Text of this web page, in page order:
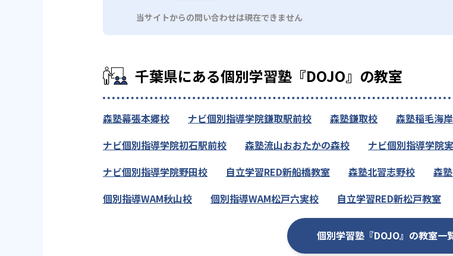
当サイトからの問い合わせは現在できません
千葉県にある個別学習塾『DOJO』の教室
森塾幕張本郷校 ナビ個別指導学院鎌取駅前校 森塾鎌取校 森塾稲毛海
ナビ個別指導学院初石駅前校
森塾流山おおたかの森校 ナビ個別指導学院
ナビ個別指導学院野田校
自立学習RED新船橋教室 森塾北習志野校 森
個別指導WAM秋山校
個別指導WAM松戸六実校 自立学習RED新松戸教室
個別学習塾『DOJO』の教室一